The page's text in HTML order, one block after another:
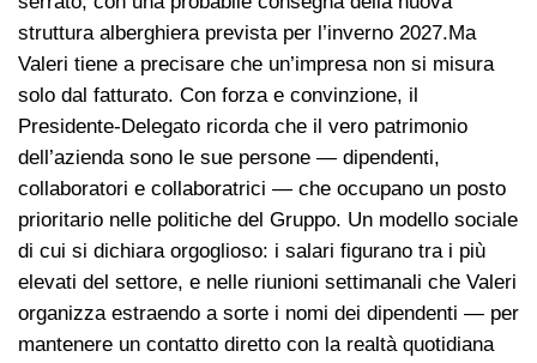
struttura alberghiera prevista per l’inverno 2027.Ma
Valeri tiene a precisare che un’impresa non si misura
solo dal fatturato. Con forza e convinzione, il
Presidente-Delegato ricorda che il vero patrimonio
dell’azienda sono le sue persone — dipendenti,
collaboratori e collaboratrici — che occupano un posto
prioritario nelle politiche del Gruppo. Un modello sociale
di cui si dichiara orgoglioso: i salari figurano tra i più
elevati del settore, e nelle riunioni settimanali che Valeri
organizza estraendo a sorte i nomi dei dipendenti — per
mantenere un contatto diretto con la realtà quotidiana